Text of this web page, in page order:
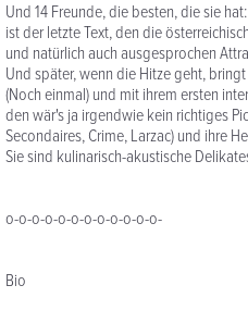
Und 14 Freunde, die besten, die sie
ist der letzte Text, den die
und natürlich auch ausgesprochen
Und später, wenn die Hitze geht,
(Noch einmal) und mit ihrem ersten
den wär's ja irgendwie kein richtiges
Secondaires, Crime, Larzac) und ihre
Sie sind kulinarisch-akustische
o-o-o-o-o-o-o-o-o-o-o-o-
Bio